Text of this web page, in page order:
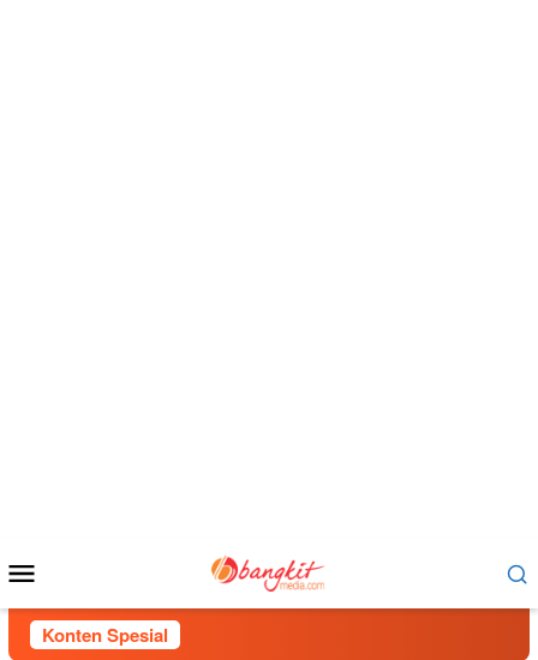
Mobile
Konten Spesial